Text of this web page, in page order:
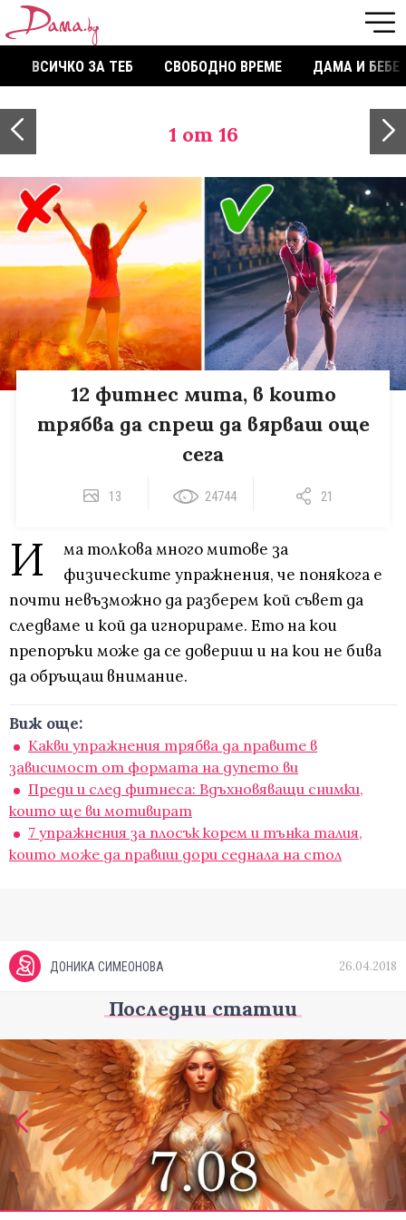
ВСИЧКО ЗА ТЕБ СВОБОДНО ВРЕМЕ ДАМА И БЕБЕ
1 от 16
12 фитнес мита, в които
трябва да спреш да вярваш още
сега
13 24744 21
И
ма толкова много митове за
физическите упражнения, че понякога е
почти невъзможно да разберем кой съвет да
следваме и кой да игнорираме. Ето на кои
препоръки може да се довериш и на кои не бива
да обръщаш внимание.
Виж още:
Какви упражнения трябва да правите в
зависимост от формата на дупето ви
Преди и след фитнеса: Вдъхновяващи снимки,
които ще ви мотивират
7 упражнения за плосък корем и тънка талия,
които може да правиш дори седнала на стол
ДОНИКА СИМЕОНОВА 26.04.2018
Последни статии